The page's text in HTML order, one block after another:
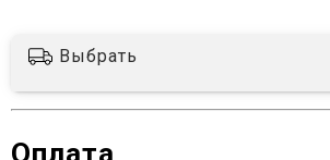
Выбрать
Оплата